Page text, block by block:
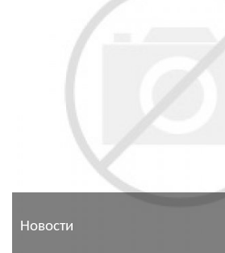
Новости